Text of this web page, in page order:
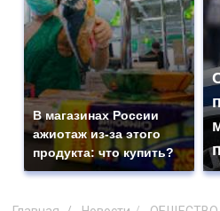
В магазинах России
ажиотаж из-за этого
продукта: что купить?